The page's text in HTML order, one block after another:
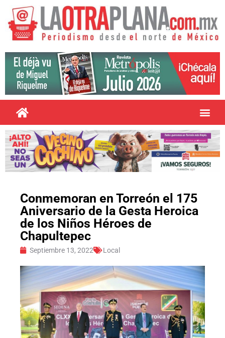
Conmemoran en Torreón el 175
Aniversario de la Gesta Heroica
de los Niños Héroes de
Chapultepec
Septiembre 13, 2022 Local